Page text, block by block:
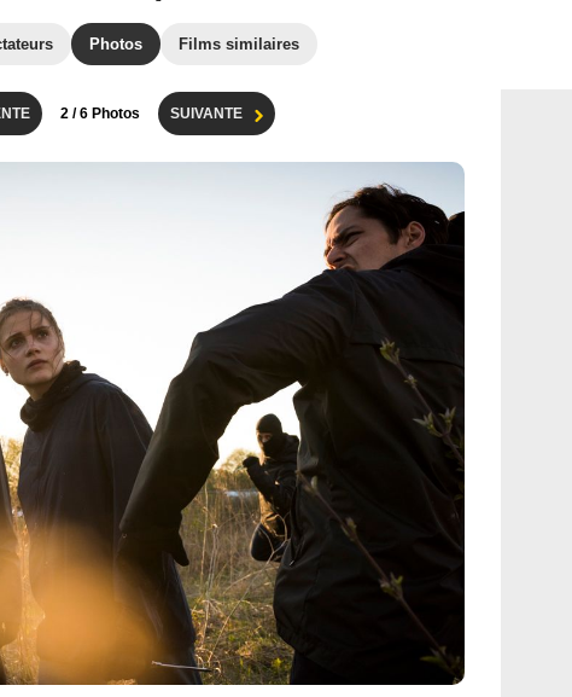
Photos Films similaires
2 / 6 Photos SUIVANTE